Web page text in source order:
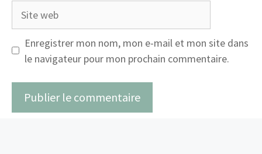
Site
Enregistrer mon nom, mon e-mail et mon site dans
le navigateur pour mon prochain commentaire.